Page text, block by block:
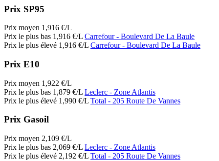
Prix SP95
Prix moyen 1,916 €/L
Prix le plus bas 1,916 €/L Carrefour- Boulevard De La Baule
Prix le plus élevé 1,916 €/L Carrefour- Boulevard De La Baule
Prix E10
Prix moyen 1,922 €/L
Prix le plus bas 1,879 €/L Leclerc - Zone Atlantis
Prix le plus élevé 1,990 €/L Total - 205 Route De Vannes
Prix Gasoil
Prix moyen 2,109 €/L
Prix le plus bas 2,069 €/L Leclerc - Zone Atlantis
Prix le plus élevé 2,192 €/L Total - 205 Route De Vannes